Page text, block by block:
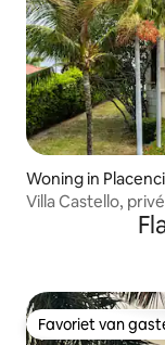
Woning in
Villa Castello,
Favoriet van
Favoriet van